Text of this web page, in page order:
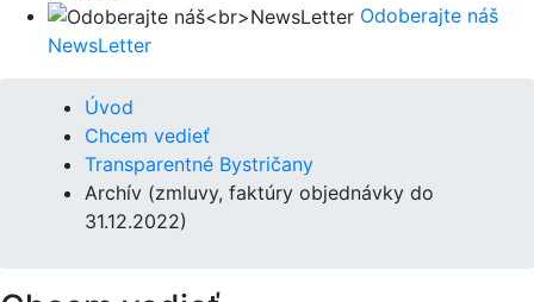
Odoberajte náš
NewsLetter
Úvod
Chcem vedieť
Transparentné Bystričany
Archív (zmluvy, faktúry objednávky do
31.12.2022)